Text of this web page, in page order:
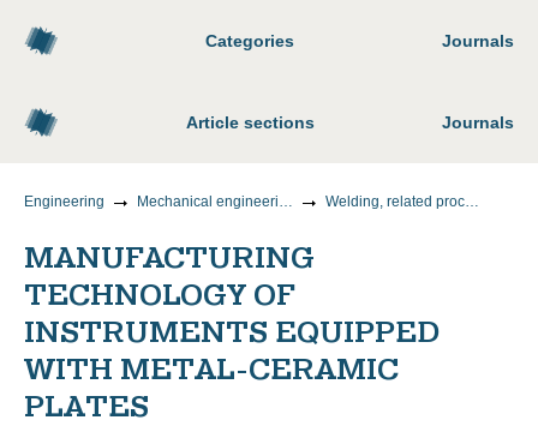
Categories Journals
Article sections Journals
Engineering Mechanical engineering Welding, related processes and technologies
MANUFACTURING
TECHNOLOGY OF
INSTRUMENTS EQUIPPED
WITH METAL-CERAMIC
PLATES